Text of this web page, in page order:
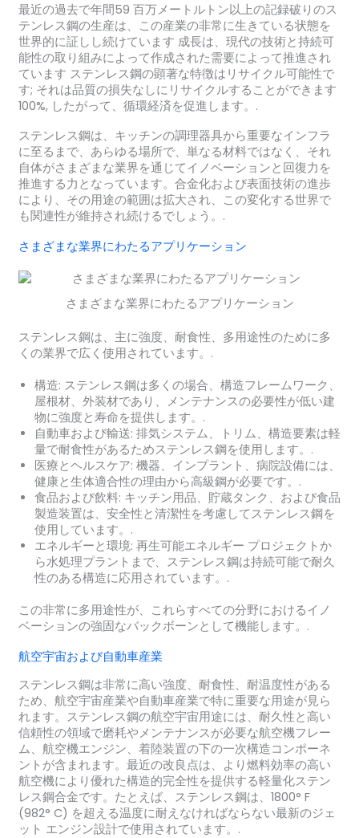
最近の過去で年間59 百万メートルトン以上の記録破りのス
テンレス鋼の生産は、この産業の非常に生きている状態を
世界的に証しし続けています 成長は、現代の技術と持続可
能性の取り組みによって作成された需要によって推進され
ています ステンレス鋼の顕著な特徴はリサイクル可能性で
す; それは品質の損失なしにリサイクルすることができます
100%, したがって、循環経済を促進します。.
ステンレス鋼は、キッチンの調理器具から重要なインフラ
に至るまで、あらゆる場所で、単なる材料ではなく、それ
自体がさまざまな業界を通じてイノベーションと回復力を
推進する力となっています。合金化および表面技術の進歩
により、その用途の範囲は拡大され、この変化する世界で
も関連性が維持され続けるでしょう。.
さまざまな業界にわたるアプリケーション
さまざまな業界にわたるアプリケーション
ステンレス鋼は、主に強度、耐食性、多用途性のために多
くの業界で広く使用されています。.
構造: ステンレス鋼は多くの場合、構造フレームワーク、
屋根材、外装材であり、メンテナンスの必要性が低い建
物に強度と寿命を提供します。.
自動車および輸送: 排気システム、トリム、構造要素は軽
量で耐食性があるためステンレス鋼を使用します。.
医療とヘルスケア: 機器、インプラント、病院設備には、
健康と生体適合性の理由から高級鋼が必要です。.
食品および飲料: キッチン用品、貯蔵タンク、および食品
製造装置は、安全性と清潔性を考慮してステンレス鋼を
使用しています。.
エネルギーと環境: 再生可能エネルギー プロジェクトか
ら水処理プラントまで、ステンレス鋼は持続可能で耐久
性のある構造に応用されています。.
この非常に多用途性が、これらすべての分野におけるイノ
ベーションの強固なバックボーンとして機能します。.
航空宇宙および自動車産業
ステンレス鋼は非常に高い強度、耐食性、耐温度性がある
ため、航空宇宙産業や自動車産業で特に重要な用途が見ら
れます。ステンレス鋼の航空宇宙用途には、耐久性と高い
信頼性の領域で磨耗やメンテナンスが必要な航空機フレー
ム、航空機エンジン、着陸装置の下の一次構造コンポーネ
ントが含まれます。最近の改良点は、より燃料効率の高い
航空機により優れた構造的完全性を提供する軽量化ステン
レス鋼合金です。たとえば、ステンレス鋼は、1800° F
(982° C) を超える温度に耐えなければならない最新のジェ
ット エンジン設計で使用されています。.